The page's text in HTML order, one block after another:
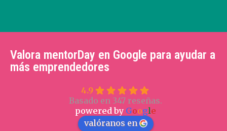
Valora mentorDay en Google para ayudar a
más emprendedores
4.9
Basado en 347 reseñas.
powered by Google
valóranos en